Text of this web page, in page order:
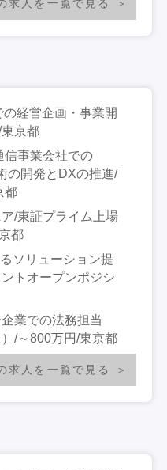
求人を一覧で見る
経営企画・事業開
京都
信事業会社での
の開発とDXの推進/
都
/東証プライム上場
都
ソリューション提
トオープンポジシ
業での法務担当
/～800万円/東京都
求人を一覧で見る